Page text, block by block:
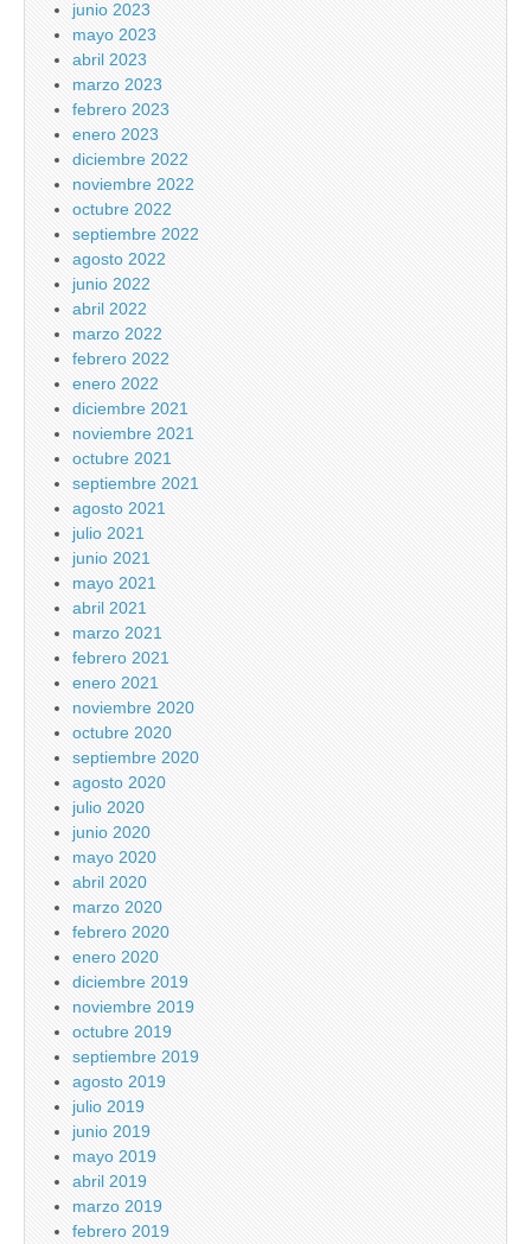
junio 2023
mayo 2023
abril 2023
marzo 2023
febrero 2023
enero 2023
diciembre 2022
noviembre 2022
octubre 2022
septiembre 2022
agosto 2022
junio 2022
abril 2022
marzo 2022
febrero 2022
enero 2022
diciembre 2021
noviembre 2021
octubre 2021
septiembre 2021
agosto 2021
julio 2021
junio 2021
mayo 2021
abril 2021
marzo 2021
febrero 2021
enero 2021
noviembre 2020
octubre 2020
septiembre 2020
agosto 2020
julio 2020
junio 2020
mayo 2020
abril 2020
marzo 2020
febrero 2020
enero 2020
diciembre 2019
noviembre 2019
octubre 2019
septiembre 2019
agosto 2019
julio 2019
junio 2019
mayo 2019
abril 2019
marzo 2019
febrero 2019